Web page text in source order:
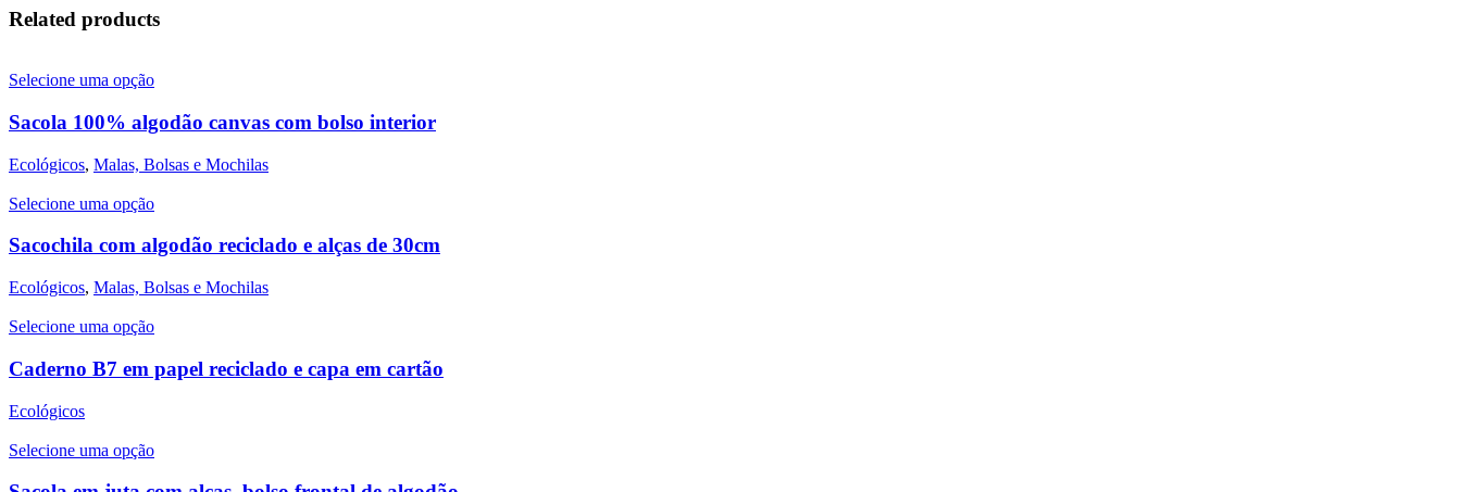
Related products
Selecione uma opção
Sacola 100% algodão canvas com bolso interior
Ecológicos, Malas, Bolsas e Mochilas
Selecione uma opção
Sacochila com algodão reciclado e alças de 30cm
Ecológicos, Malas, Bolsas e Mochilas
Selecione uma opção
Caderno B7 em papel reciclado e capa em cartão
Ecológicos
Selecione uma opção